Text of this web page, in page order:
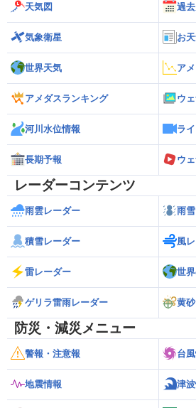
天気図 過
気象衛星 お
世界天気 ア
アメダスランキング ウ
河川水位情報 ラ
長期予報 ウ
レーダーコンテンツ
雨雲レーダー 雨
積雪レーダー 風
雷レーダー 世
ゲリラ雷雨レーダー 黄
防災・減災メニュー
警報・注意報 台
地震情報 津